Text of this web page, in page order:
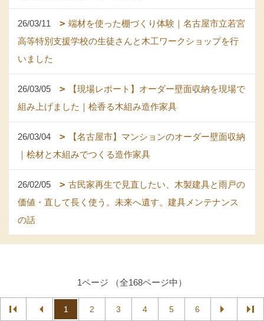
26/03/11
端材を使った棚づくり体験｜名古屋市立若宮
高等特別支援学校の生徒さんと木工ワークショップを行
いました
26/03/05
【現場レポート】オーダー壁面収納を現場で
組み上げました｜桧香る木組み造作家具
26/03/04
【名古屋市】マンションのオーダー壁面収納
｜桧材と木組みでつくる造作家具
26/02/05
古民家再生で見直したい、木製建具と雨戸の
価値・直して長く使う。未来へ遺す。建具メンテナンス
の話
1ページ （全168ページ中）
1 2 3 4 5 6